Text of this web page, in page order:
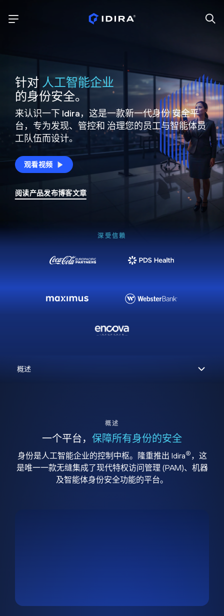
针对 人工智能企业
的身份安全。
来认识一下 Idira，这是一款新一代身份安全平
台，专为发现、管控和 治理您的员工与智能体员
工队伍而设计。
观看视频
阅读产品发布博客文章
深受信赖
概述
一个平台， 保障所有身份的安全
身份是人工智能企业的控制中枢。隆重推出 Idira® ，这
是唯一一款无缝集成了现代特权访问管理 (PAM)、机器
及智能体身份安全功能的平台。